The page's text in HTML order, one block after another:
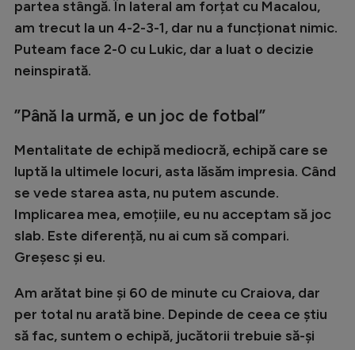
Intră în cont
Creează cont
partea stângă. În lateral am forțat cu Macalou,
am trecut la un 4-2-3-1, dar nu a funcționat nimic.
Puteam face 2-0 cu Lukic, dar a luat o decizie
neinspirată.
”Până la urmă, e un joc de fotbal”
Mentalitate de echipă mediocră, echipă care se
luptă la ultimele locuri, asta lăsăm impresia. Când
se vede starea asta, nu putem ascunde.
Implicarea mea, emoțiile, eu nu acceptam să joc
slab. Este diferență, nu ai cum să compari.
Greșesc și eu.
Am arătat bine și 60 de minute cu Craiova, dar
per total nu arată bine. Depinde de ceea ce știu
să fac, suntem o echipă, jucătorii trebuie să-și